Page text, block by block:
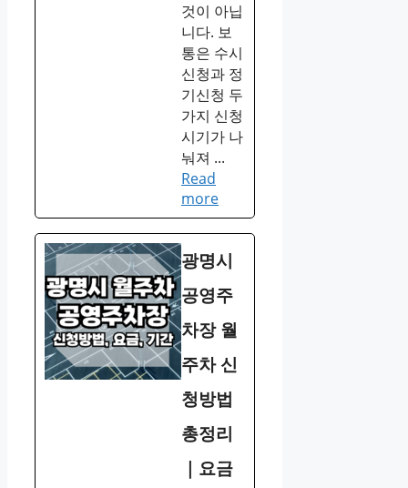
것이 아닙
니다. 보
통은 수시
신청과 정
기신청 두
가지 신청
시기가 나
눠져 ...
Read
more
광명시
공영주
차장 월
주차 신
청방법
총정리
｜요금